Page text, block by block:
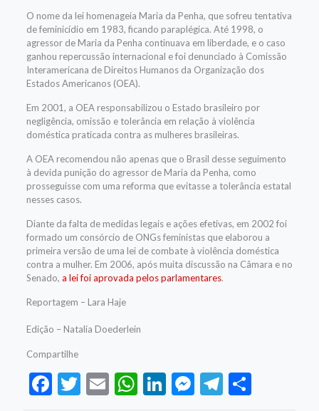
O nome da lei homenageia Maria da Penha, que sofreu tentativa
de feminicídio em 1983, ficando paraplégica. Até 1998, o
agressor de Maria da Penha continuava em liberdade, e o caso
ganhou repercussão internacional e foi denunciado à Comissão
Interamericana de Direitos Humanos da Organização dos
Estados Americanos (OEA).
Em 2001, a OEA responsabilizou o Estado brasileiro por
negligência, omissão e tolerância em relação à violência
doméstica praticada contra as mulheres brasileiras.
A OEA recomendou não apenas que o Brasil desse seguimento
à devida punição do agressor de Maria da Penha, como
prosseguisse com uma reforma que evitasse a tolerância estatal
nesses casos.
Diante da falta de medidas legais e ações efetivas, em 2002 foi
formado um consórcio de ONGs feministas que elaborou a
primeira versão de uma lei de combate à violência doméstica
contra a mulher. Em 2006, após muita discussão na Câmara e no
Senado, a lei foi aprovada pelos parlamentares.
Reportagem – Lara Haje
Edição – Natalia Doederlein
Compartilhe
Facebook
Twitter
EmailWhatsApp
LinkedIn
Messenger
Telegram
Share